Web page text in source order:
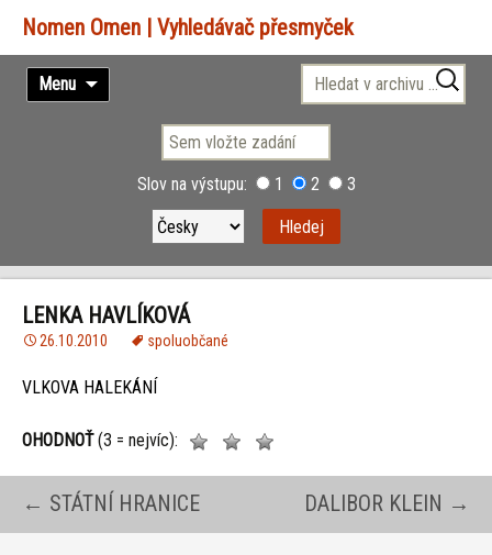
Vyhledávač přesmyček
Menu
Přejít
k
Vyhledávání
Slov na výstupu: 1 2 3
LENKA HAVLÍKOVÁ
26.10.2010 spoluobčané
VLKOVA HALEKÁNÍ
OHODNOŤ(3 = nejvíc):
Navigace
← STÁTNÍ HRANICE DALIBOR KLEIN →